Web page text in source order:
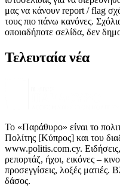
μας να κάνουν report / flag
τους πιο πάνω κανόνες.
οποιαδήποτε σελίδα, δεν
Τελευταία νέα
Το «Παράθυρο» είναι το
Πολίτης [Κύπρος] και του
www.politis.com.cy. Ειδήσεις,
ρεπορτάζ, ήχοι, εικόνες –
προσεγγίσεις, λοξές ματιές.
δάσος.